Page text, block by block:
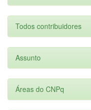
Todos contribuidores
Assunto
Áreas do CNPq